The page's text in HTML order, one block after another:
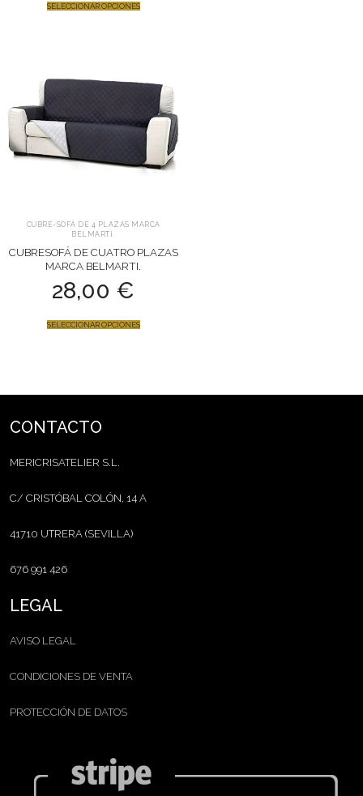
PRECIOS:
HASTA
48,00 €
SELECCIONAR OPCIONES
CUBRE-SOFÁ DE 4 PLAZAS MARCA
BELMARTI.
CUBRESOFÁ DE CUATRO PLAZAS
MARCA BELMARTI.
28,00 €
SELECCIONAR OPCIONES
CONTACTO
MERICRISATELIER S.L.
C/ CRISTÓBAL COLÓN, 14 A
41710 UTRERA (SEVILLA)
676 991 426
LEGAL
AVISO LEGAL
CONDICIONES DE VENTA
PROTECCIÓN DE DATOS